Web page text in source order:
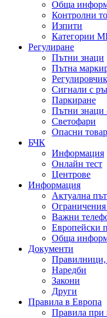
Обща
Контролни
Изпити
Категории
Регулиране
Пътни знаци
Пътна
Регулировчик
Сигнали с
Паркиране
Пътни знаци
Светофари
Опасни
БЧК
Информация
Онлайн тест
Центрове
Информация
Актуална
Ограничения
Важни
Европейски
Обща
Документи
Правилници,
Наредби
Закони
Други
Правила в Европа
Правила